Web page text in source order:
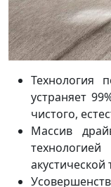
Технология
устраняет
чистого,
Массив
акустической